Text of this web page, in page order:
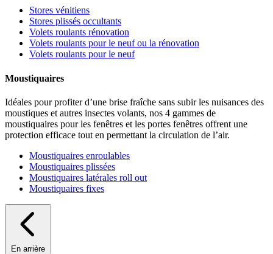
Stores vénitiens
Stores plissés occultants
Volets roulants rénovation
Volets roulants pour le neuf ou la rénovation
Volets roulants pour le neuf
Moustiquaires
Idéales pour profiter d’une brise fraîche sans subir les nuisances des
moustiques et autres insectes volants, nos 4 gammes de
moustiquaires pour les fenêtres et les portes fenêtres offrent une
protection efficace tout en permettant la circulation de l’air.
Moustiquaires enroulables
Moustiquaires plissées
Moustiquaires latérales roll out
Moustiquaires fixes
En arrière